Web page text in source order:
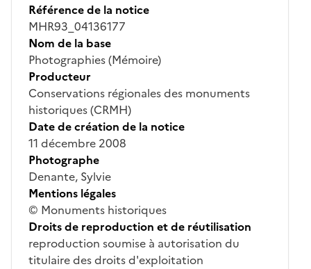
Référence de la notice
MHR93_04136177
Nom de la base
Photographies (Mémoire)
Producteur
Conservations régionales des monuments
historiques (CRMH)
Date de création de la notice
11 décembre 2008
Photographe
Denante, Sylvie
Mentions légales
© Monuments historiques
Droits de reproduction et de réutilisation
reproduction soumise à autorisation du
titulaire des droits d'exploitation